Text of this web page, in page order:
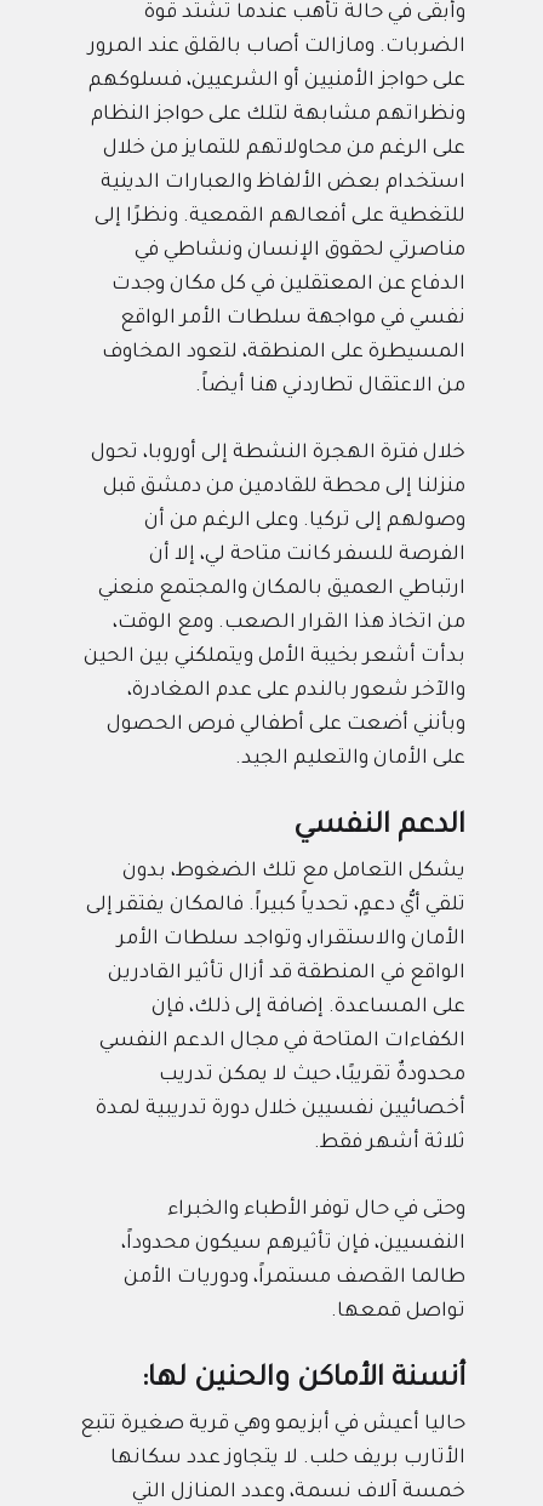
وأبقى في حالة تأهب عندما تشتد قوة
الضربات. ومازالت أصاب بالقلق عند المرور
على حواجز الأمنيين أو الشرعيين، فسلوكهم
ونظراتهم مشابهة لتلك على حواجز النظام
على الرغم من محاولاتهم للتمايز من خلال
استخدام بعض الألفاظ والعبارات الدينية
للتغطية على أفعالهم القمعية. ونظرًا إلى
مناصرتي لحقوق الإنسان ونشاطي في
الدفاع عن المعتقلين في كل مكان وجدت
نفسي في مواجهة سلطات الأمر الواقع
المسيطرة على المنطقة، لتعود المخاوف
من الاعتقال تطاردني هنا أيضاً.
خلال فترة الهجرة النشطة إلى أوروبا، تحول
منزلنا إلى محطة للقادمين من دمشق قبل
وصولهم إلى تركيا. وعلى الرغم من أن
الفرصة للسفر كانت متاحة لي، إلا أن
ارتباطي العميق بالمكان والمجتمع منعني
من اتخاذ هذا القرار الصعب. ومع الوقت،
بدأت أشعر بخيبة الأمل ويتملكني بين الحين
والآخر شعور بالندم على عدم المغادرة،
وبأنني أضعت على أطفالي فرص الحصول
على الأمان والتعليم الجيد.
الدعم النفسي
يشكل التعامل مع تلك الضغوط، بدون
تلقي أيُّ دعمٍ، تحدياً كبيراً. فالمكان يفتقر إلى
الأمان والاستقرار، وتواجد سلطات الأمر
الواقع في المنطقة قد أزال تأثير القادرين
على المساعدة. إضافة إلى ذلك، فإن
الكفاءات المتاحة في مجال الدعم النفسي
محدودةٌ تقريبًا، حيث لا يمكن تدريب
أخصائيين نفسيين خلال دورة تدريبية لمدة
ثلاثة أشهر فقط.
وحتى في حال توفر الأطباء والخبراء
النفسيين، فإن تأثيرهم سيكون محدوداً،
طالما القصف مستمراً، ودوريات الأمن
تواصل قمعها.
أنسنة الأماكن والحنين لها:
حاليا أعيش في أبزيمو وهي قرية صغيرة تتبع
الأتارب بريف حلب. لا يتجاوز عدد سكانها
خمسة آلاف نسمة، وعدد المنازل التي